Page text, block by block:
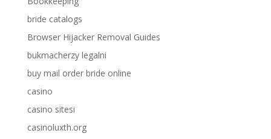
bride catalogs
Browser Hijacker Removal Guides
bukmacherzy legalni
buy mail order bride online
casino
casino sitesi
casinoluxth.org